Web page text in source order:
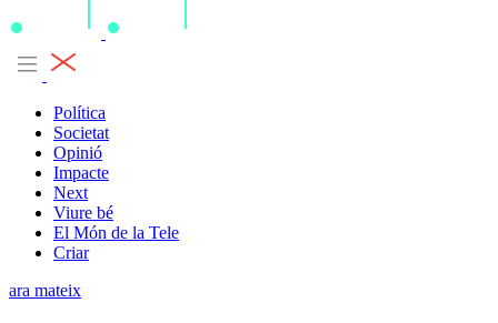
Política
Societat
Opinió
Impacte
Next
Viure bé
El Món de la Tele
Criar
ara mateix